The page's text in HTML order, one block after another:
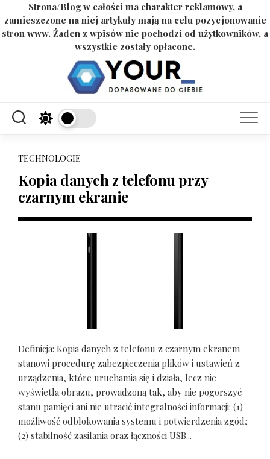
Strona/Blog w całości ma charakter reklamowy, a
zamieszczone na niej artykuły mają na celu pozycjonowanie
stron www. Żaden z wpisów nie pochodzi od użytkowników, a
wszystkie zostały opłacone.
TECHNOLOGIE
Kopia danych z telefonu przy
czarnym ekranie
Definicja: Kopia danych z telefonu z czarnym ekranem
stanowi procedurę zabezpieczenia plików i ustawień z
urządzenia, które uruchamia się i działa, lecz nie
wyświetla obrazu, prowadzoną tak, aby nie pogorszyć
stanu pamięci ani nie utracić integralności informacji: (1)
możliwość odblokowania systemu i potwierdzenia zgód;
(2) stabilność zasilania oraz łączności USB...